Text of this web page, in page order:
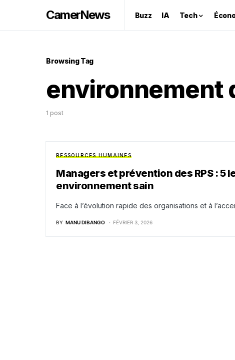
CamerNews Buzz IA Tech
Browsing Tag
environnement
1 post
RESSOURCES HUMAINES
Managers et prévention des RPS : 5
environnement sain
Face à l’évolution rapide des organisations et à
BY MANU DIBANGO FÉVRIER 3, 2026